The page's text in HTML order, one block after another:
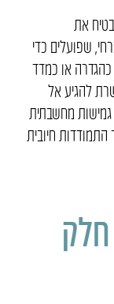
את
שפועלים כדי
או כמדד
להגיע אל
גמישות מחשבתית
חיובית